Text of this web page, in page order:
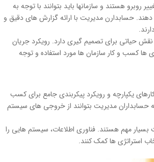
هستند و سازمانها باید بتوانند با توجه به
حسابدارن مدیریت با ارائه گزارش های دقیق و
حیاتی برای تصمیم گیری دارد. رویکرد جریان
ها كسب و كار سازمان ها مورد استفاده و توجه
یكپارچه و رویکرد پیکربندی جامع برای كسب
حسابداران مدیریت بتوانند از خروجی های سیستم
مهم هستند. فناوری اطلاعات، سیستم هایی را
استراتژی ها كمک كنند.